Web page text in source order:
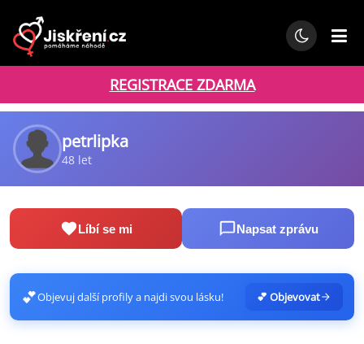
REGISTRACE ZDARMA
petrlipka
48 let
Líbí se mi Napsat zprávu
💕Objevuj další profily a najdi svou lásku! 💕 Objevovat